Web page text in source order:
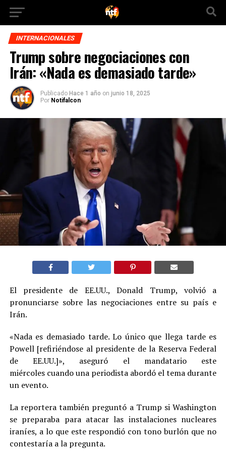
INTERNACIONALES
Trump sobre negociaciones con
Irán: «Nada es demasiado tarde»
Publicado Hace 1 año on junio 18, 2025
Por Notifalcon
El presidente de EE.UU., Donald Trump, volvió a
pronunciarse sobre las negociaciones entre su país e
Irán.
«Nada es demasiado tarde. Lo único que llega tarde es
Powell [refiriéndose al presidente de la Reserva Federal
de EE.UU.]», aseguró el mandatario este
miércoles cuando una periodista abordó el tema durante
un evento.
La reportera también preguntó a Trump si Washington
se preparaba para atacar las instalaciones nucleares
iraníes, a lo que este respondió con tono burlón que no
contestaría a la pregunta.